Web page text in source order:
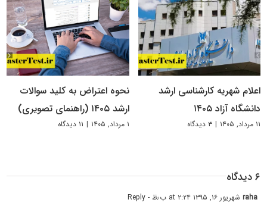
اعلام شهریه کارشناسی ارشد
دانشگاه آزاد ۱۴۰۵
۱۱ مرداد, ۱۴۰۵ | ۳ دیدگاه
نحوه اعتراض به کلید سوالات
ارشد ۱۴۰۵ (راهنمای تصویری)
۱ مرداد, ۱۴۰۵ | ۱۱ دیدگاه
۶ دیدگاه
rahaشهریور ۱۶, ۱۳۹۵ at ۲:۲۴ ب٫ظ - Reply